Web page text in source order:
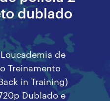
dublado
de
Treinamento
in Training)
Dublado e